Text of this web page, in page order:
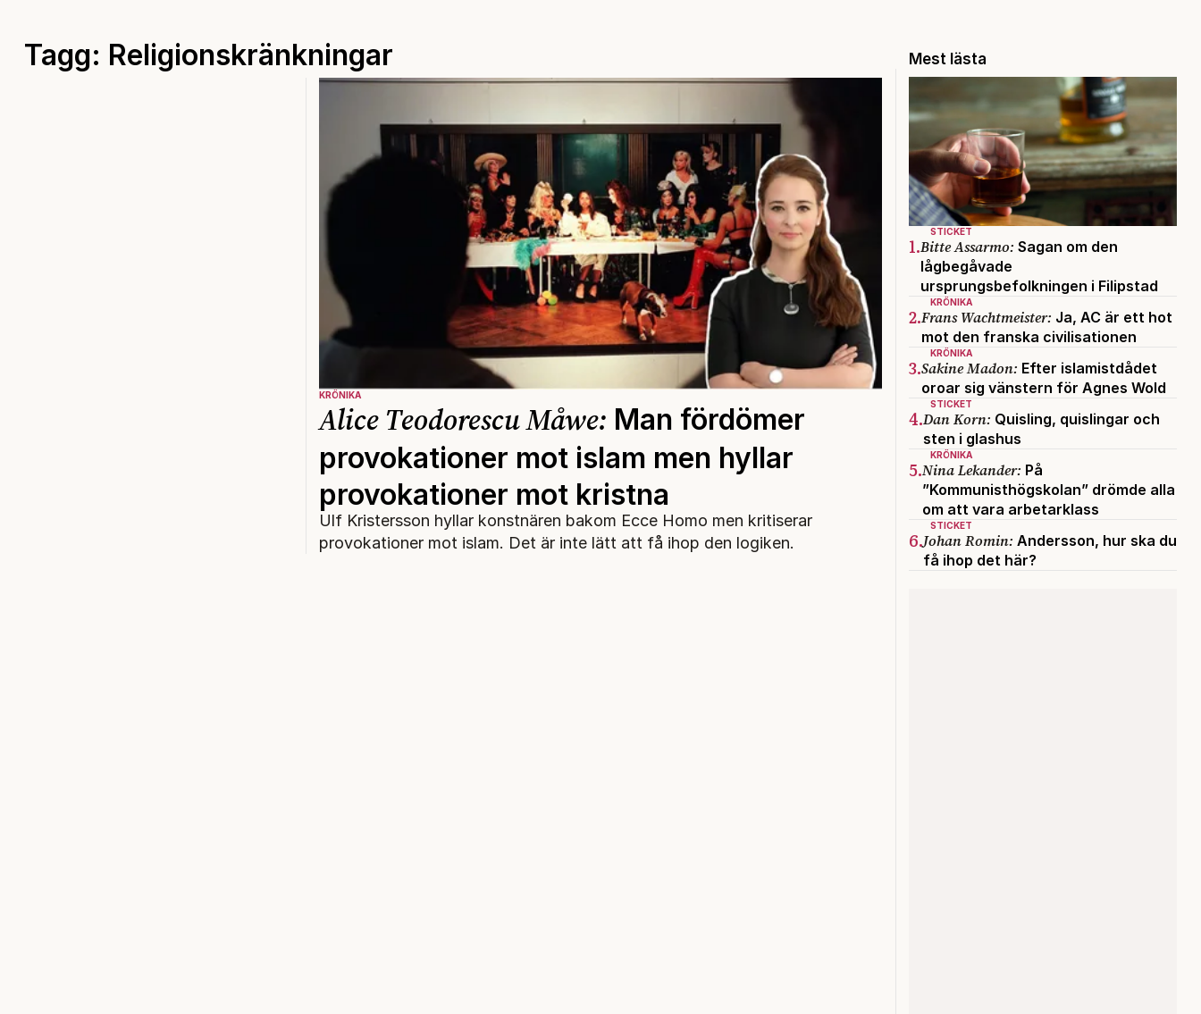
Tagg: Religionskränkningar
KRÖNIKA
Alice Teodorescu Måwe: Man fördömer
provokationer mot islam men hyllar
provokationer mot kristna
Ulf Kristersson hyllar konstnären bakom Ecce Homo men kritiserar
provokationer mot islam. Det är inte lätt att få ihop den logiken.
Mest lästa
STICKET
1.Bitte Assarmo: Sagan om den
lågbegåvade
ursprungsbefolkningen i Filipstad
KRÖNIKA
2.Frans Wachtmeister: Ja, AC är ett hot
mot den franska civilisationen
KRÖNIKA
3.Sakine Madon: Efter islamistdådet
oroar sig vänstern för Agnes Wold
STICKET
4.Dan Korn: Quisling, quislingar och
sten i glashus
KRÖNIKA
5.Nina Lekander: På
”Kommunisthögskolan” drömde alla
om att vara arbetarklass
STICKET
6.Johan Romin: Andersson, hur ska du
få ihop det här?